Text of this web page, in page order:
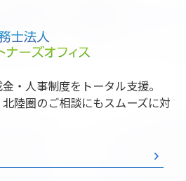
・人事制度をトータル支援。
陸圏のご相談にもスムーズに対